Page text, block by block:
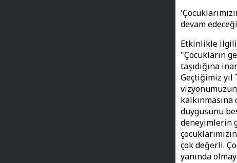
devam
Etkinlikle ilgili
"Çocukların
taşıdığına
Geçtiğimiz
kalkınmasına
duygusunu
deneyimlerin
çok değerli.
yanında